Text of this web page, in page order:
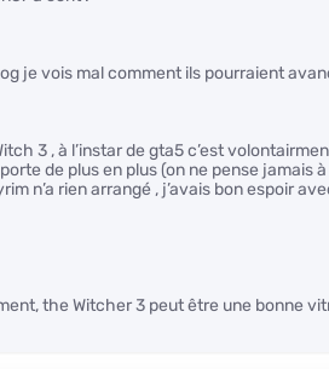
je vois mal comment ils pourraient
3 , à l’instar de gta5 c’est
de plus en plus (on ne pense
n’a rien arrangé , j’avais bon espoir
the Witcher 3 peut être une bonne